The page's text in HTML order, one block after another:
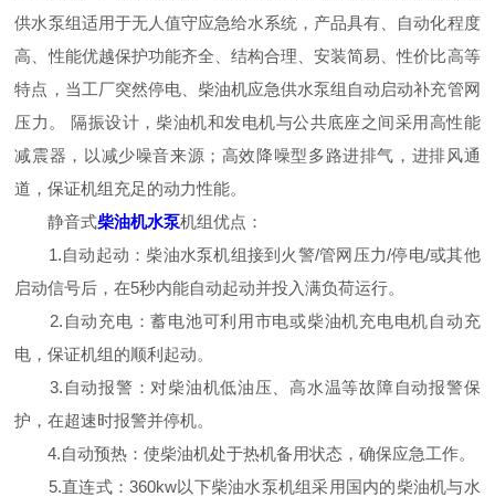
供水泵组适用于无人值守应急给水系统，产品具有、自动化程度
高、性能优越保护功能齐全、结构合理、安装简易、性价比高等
特点，当工厂突然停电、柴油机应急供水泵组自动启动补充管网
压力。 隔振设计，柴油机和发电机与公共底座之间采用高性能
减震器，以减少噪音来源；高效降噪型多路进排气，进排风通
道，保证机组充足的动力性能。
静音式柴油机水泵机组优点：
1.自动起动：柴油水泵机组接到火警/管网压力/停电/或其他
启动信号后，在5秒内能自动起动并投入满负荷运行。
2.自动充电：蓄电池可利用市电或柴油机充电电机自动充
电，保证机组的顺利起动。
3.自动报警：对柴油机低油压、高水温等故障自动报警保
护，在超速时报警并停机。
4.自动预热：使柴油机处于热机备用状态，确保应急工作。
5.直连式：360kw以下柴油水泵机组采用国内的柴油机与水